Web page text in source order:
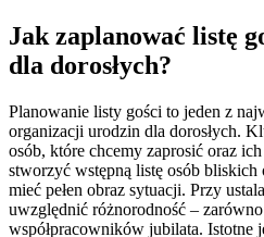
Jak zaplanować listę
dla dorosłych?
Planowanie listy gości to jeden z
organizacji urodzin dla dorosłych.
osób, które chcemy zaprosić oraz
stworzyć wstępną listę osób
mieć pełen obraz sytuacji. Przy
uwzględnić różnorodność –
współpracowników jubilata. Istotne